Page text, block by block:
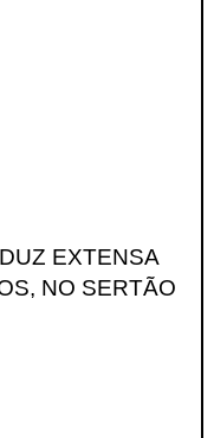
EXTENSA
NO SERTÃO